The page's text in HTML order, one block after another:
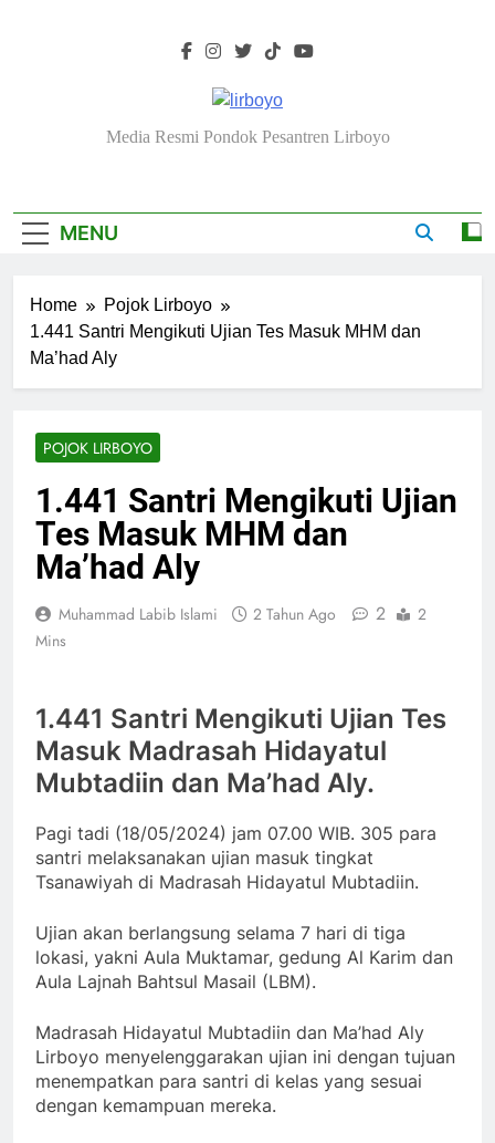
Lirboyo.net
Media Resmi Pondok Pesantren Lirboyo
MENU
Home
Pojok Lirboyo
1.441 Santri Mengikuti Ujian Tes Masuk MHM dan
Ma’had Aly
POJOK LIRBOYO
1.441 Santri Mengikuti Ujian
Tes Masuk MHM dan
Ma’had Aly
Muhammad Labib Islami 2 Tahun Ago 2
2
Mins
1.441 Santri Mengikuti Ujian Tes
Masuk Madrasah Hidayatul
Mubtadiin dan Ma’had Aly.
Pagi tadi (18/05/2024) jam 07.00 WIB. 305 para
santri melaksanakan ujian masuk tingkat
Tsanawiyah di Madrasah Hidayatul Mubtadiin.
Ujian akan berlangsung selama 7 hari di tiga
lokasi, yakni Aula Muktamar, gedung Al Karim dan
Aula Lajnah Bahtsul Masail (LBM).
Madrasah Hidayatul Mubtadiin dan Ma’had Aly
Lirboyo menyelenggarakan ujian ini dengan tujuan
menempatkan para santri di kelas yang sesuai
dengan kemampuan mereka.